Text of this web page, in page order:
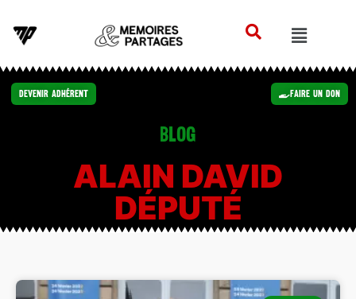
Devenir Adhérent Faire un Don
Blog
ALAIN DAVID
DÉPUTÉ